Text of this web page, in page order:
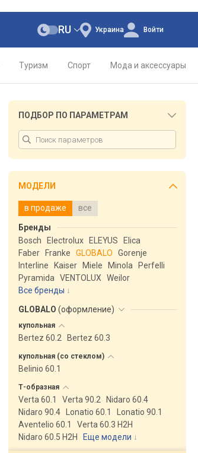
Украина
RU Войти
Туризм Спорт Мода и аксессуары
ПОДБОР ПО ПАРАМЕТРАМ
МОДЕЛИ
в продаже все
Бренды
Bosch
Electrolux ELEYUS
Elica
Faber
Franke GLOBALO
Gorenje
Interline
Kaiser Miele Minola
Perfelli
Pyramida
VENTOLUX
Weilor
Все бренды
GLOBALO (оформление)
купольная
Bertez 60.2 Bertez 60.3
купольная (со стеклом)
Belinio 60.1
Т-образная
Verta 60.1 Verta 90.2
Nidaro 60.4
Nidaro 90.4
Lonatio 60.1
Lonatio 90.1
Aventelio 60.1
Verta 60.3 H2H
Nidaro 60.5 H2H
Еще модели ↓